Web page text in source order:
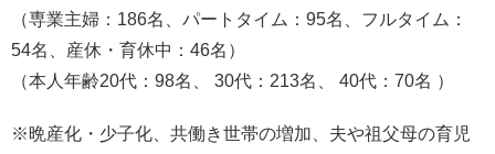
（専業主婦：186名、パートタイム：95名、フルタイム：
54名、産休・育休中：46名）
（本人年齢20代：98名、 30代：213名、 40代：70名 ）
※晩産化・少子化、共働き世帯の増加、夫や祖父母の育児